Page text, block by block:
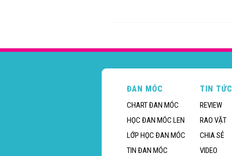
ĐAN MÓC
CHART ĐAN MÓC
HỌC ĐAN MÓC LEN
LỚP HỌC ĐAN MÓC
TIN ĐAN MÓC
TIN TỨC
REVIEW
RAO VẶT
CHIA SẺ
VIDEO